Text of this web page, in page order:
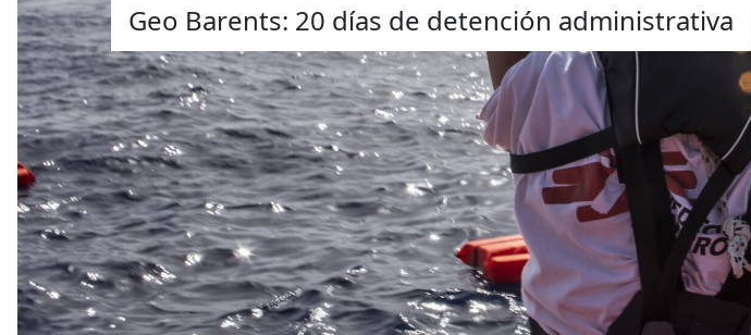
Geo Barents: 20 días de detención administrativa